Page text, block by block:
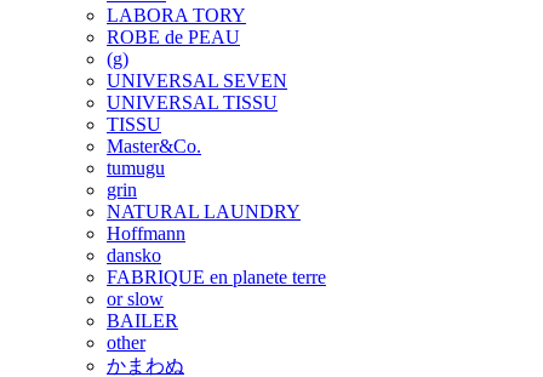
LABORA TORY
ROBE de PEAU
(g)
UNIVERSAL SEVEN
UNIVERSAL TISSU
TISSU
Master&Co.
tumugu
grin
NATURAL LAUNDRY
Hoffmann
dansko
FABRIQUE en planete terre
or slow
BAILER
other
かまわぬ